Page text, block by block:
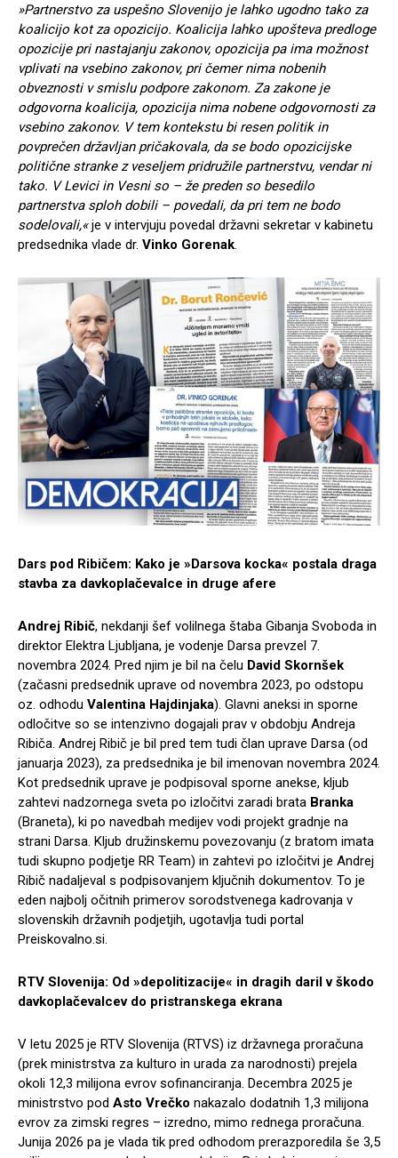
»Partnerstvo za uspešno Slovenijo je lahko ugodno tako za
koalicijo kot za opozicijo. Koalicija lahko upošteva predloge
opozicije pri nastajanju zakonov, opozicija pa ima možnost
vplivati na vsebino zakonov, pri čemer nima nobenih
obveznosti v smislu podpore zakonom. Za zakone je
odgovorna koalicija, opozicija nima nobene odgovornosti za
vsebino zakonov. V tem kontekstu bi resen politik in
povprečen državljan pričakovala, da se bodo opozicijske
politične stranke z veseljem pridružile partnerstvu, vendar ni
tako. V Levici in Vesni so – že preden so besedilo
partnerstva sploh dobili – povedali, da pri tem ne bodo
sodelovali,«je v intervjuju povedal državni sekretar v kabinetu
predsednika vlade dr. Vinko Gorenak
Dars pod Ribičem: Kako je »Darsova kocka« postala draga
stavba za davkoplačevalce in druge afere
Andrej Ribič, nekdanji šef volilnega štaba Gibanja Svoboda in
direktor Elektra Ljubljana, je vodenje Darsa prevzel 7.
novembra 2024. Pred njim je bil na čelu David Skornšek
(začasni predsednik uprave od novembra 2023, po odstopu
oz. odhodu Valentina Hajdinjaka). Glavni aneksi in sporne
odločitve so se intenzivno dogajali prav v obdobju Andreja
Ribiča. Andrej Ribič je bil pred tem tudi član uprave Darsa (od
januarja 2023), za predsednika je bil imenovan novembra 2024.
Kot predsednik uprave je podpisoval sporne anekse, kljub
zahtevi nadzornega sveta po izločitvi zaradi brata Branka
(Braneta), ki po navedbah medijev vodi projekt gradnje na
strani Darsa. Kljub družinskemu povezovanju (z bratom imata
tudi skupno podjetje RR Team) in zahtevi po izločitvi je Andrej
Ribič nadaljeval s podpisovanjem ključnih dokumentov. To je
eden najbolj očitnih primerov sorodstvenega kadrovanja v
slovenskih državnih podjetjih, ugotavlja tudi portal
Preiskovalno.si.
RTV Slovenija: Od »depolitizacije« in dragih daril v škodo
davkoplačevalcev do pristranskega ekrana
V letu 2025 je RTV Slovenija (RTVS) iz državnega proračuna
(prek ministrstva za kulturo in urada za narodnosti) prejela
okoli 12,3 milijona evrov sofinanciranja. Decembra 2025 je
ministrstvo pod Asto Vrečko nakazalo dodatnih 1,3 milijona
evrov za zimski regres – izredno, mimo rednega proračuna.
Junija 2026 pa je vlada tik pred odhodom prerazporedila še 3,5